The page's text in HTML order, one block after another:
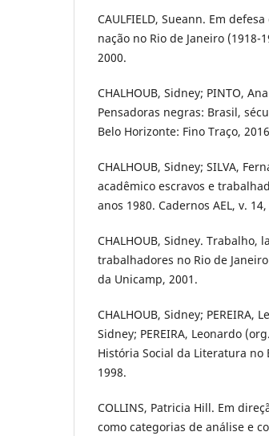
CAULFIELD, Sueann. Em
nação no Rio de Janeiro
2000.
CHALHOUB, Sidney; PINTO,
Pensadoras negras: Brasil,
Belo Horizonte: Fino Traço,
CHALHOUB, Sidney; SILVA,
acadêmico escravos e
anos 1980. Cadernos AEL, v.
CHALHOUB, Sidney.
trabalhadores no Rio de
da Unicamp, 2001.
CHALHOUB, Sidney; PEREIRA,
Sidney; PEREIRA, Leonardo
História Social da Literatura no
1998.
COLLINS, Patricia Hill. Em
como categorias de análise e